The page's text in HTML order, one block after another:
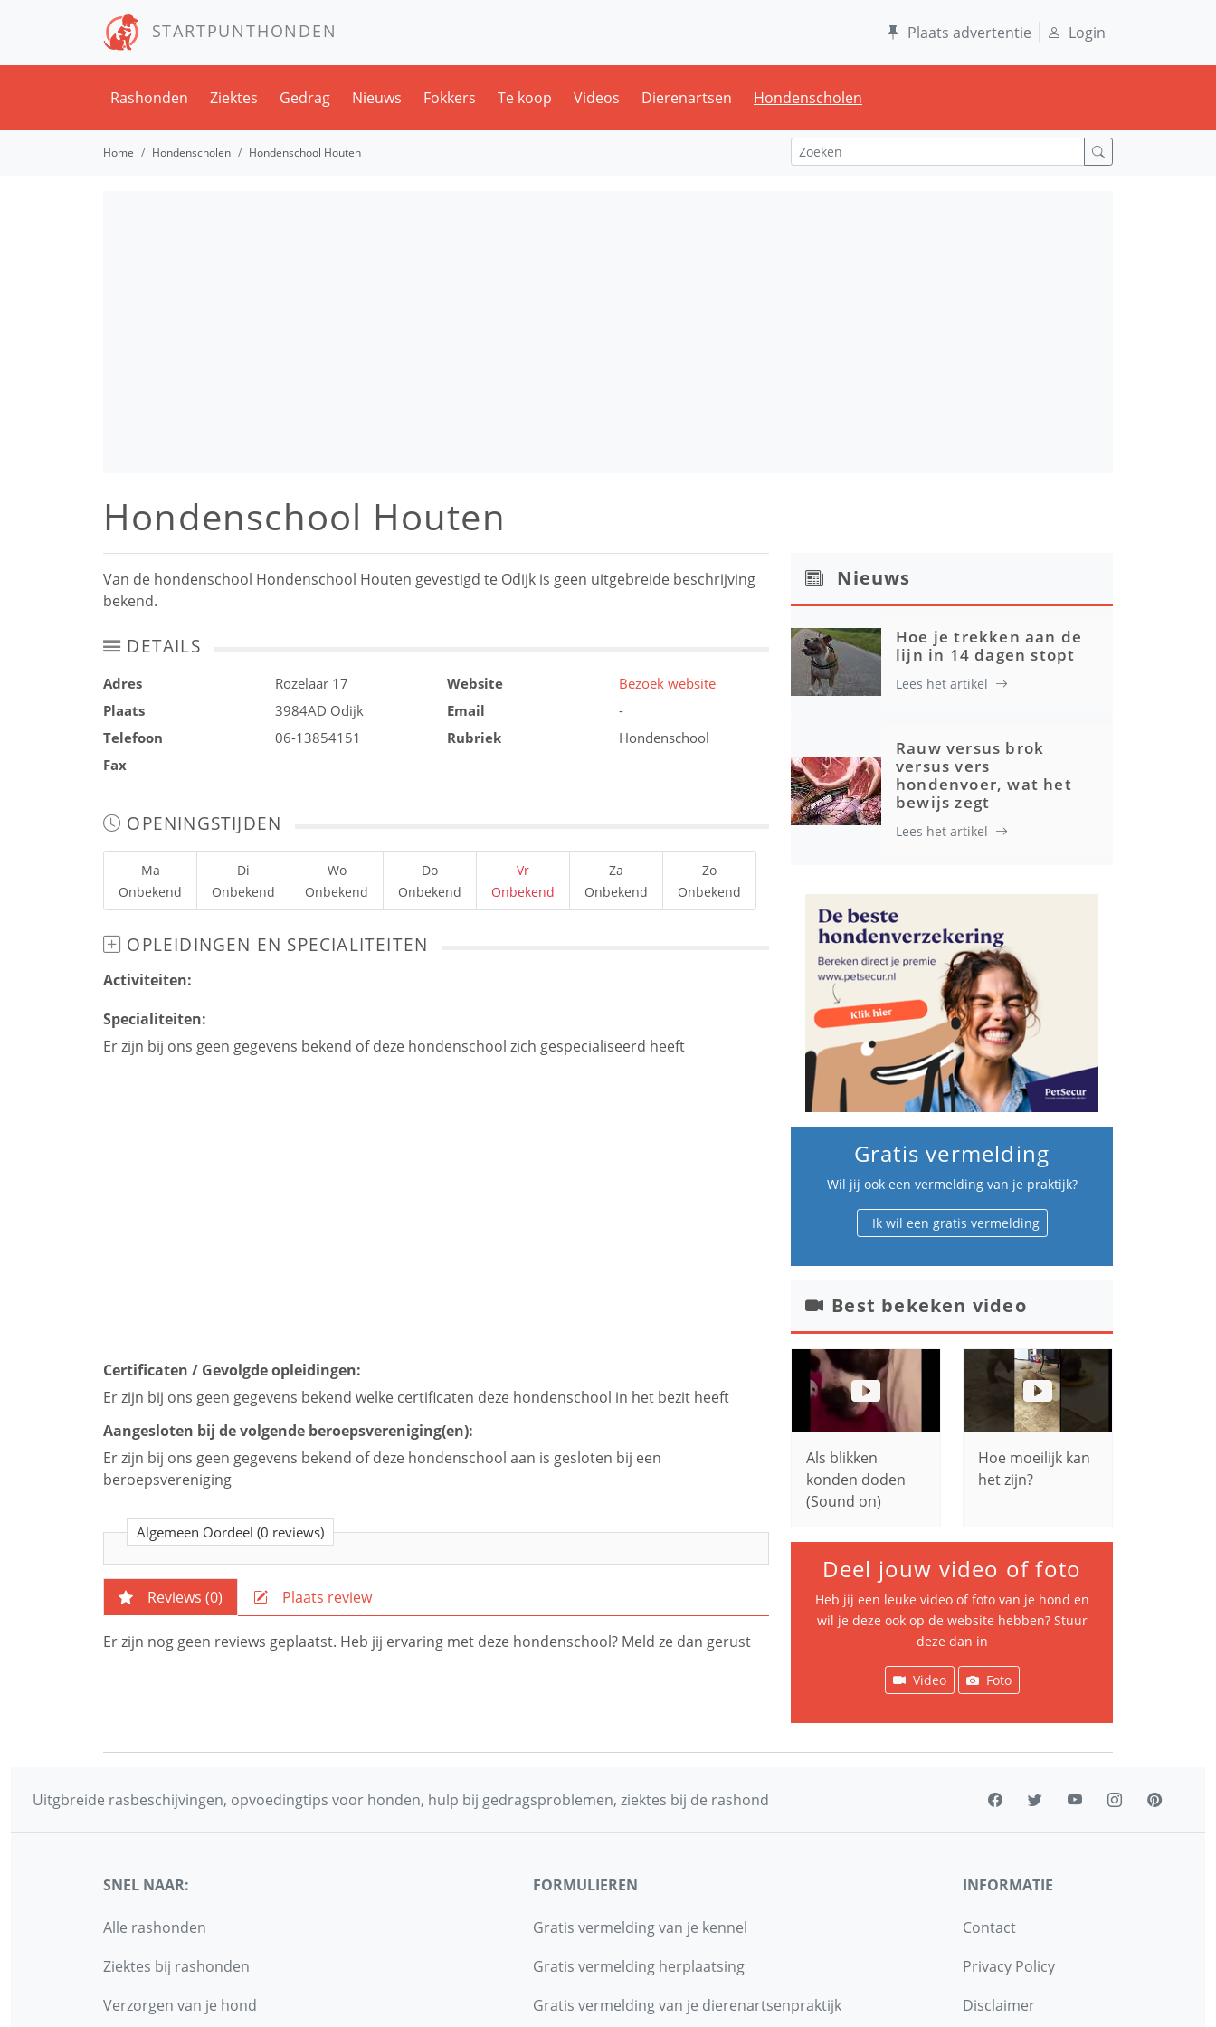
STARTPUNTHONDEN Plaats advertentie Login
Rashonden Ziektes Gedrag Nieuws Fokkers Te koop Videos Dierenartsen Hondenscholen
Home Hondenscholen Hondenschool Houten
Hondenschool Houten
Van de hondenschool Hondenschool Houten gevestigd te Odijk is geen uitgebreide beschrijving
bekend.
DETAILS
Adres
Rozelaar 17
Plaats
3984AD Odijk
Telefoon
06-13854151
Fax
Website
Bezoek website
Email
-
Rubriek
Hondenschool
OPENINGSTIJDEN
Ma
Onbekend
Di
Onbekend
Wo
Onbekend
Do
Onbekend
Vr
Onbekend
Za
Onbekend
Zo
Onbekend
OPLEIDINGEN EN SPECIALITEITEN
Activiteiten:
Specialiteiten:
Er zijn bij ons geen gegevens bekend of deze hondenschool zich gespecialiseerd heeft
Certificaten / Gevolgde opleidingen:
Er zijn bij ons geen gegevens bekend welke certificaten deze hondenschool in het bezit heeft
Aangesloten bij de volgende beroepsvereniging(en):
Er zijn bij ons geen gegevens bekend of deze hondenschool aan is gesloten bij een
beroepsvereniging
Algemeen Oordeel (0 reviews)
Reviews (0) Plaats review
Er zijn nog geen reviews geplaatst. Heb jij ervaring met deze hondenschool? Meld ze dan gerust
Nieuws
Hoe je trekken aan de
lijn in 14 dagen stopt
Lees het artikel
Rauw versus brok
versus vers
hondenvoer, wat het
bewijs zegt
Lees het artikel
Gratis vermelding
Wil jij ook een vermelding van je praktijk?
Ik wil een gratis vermelding
Best bekeken video
Als blikken
konden doden
(Sound on)
Hoe moeilijk kan
het zijn?
Deel jouw video of foto
Heb jij een leuke video of foto van je hond en
wil je deze ook op de website hebben? Stuur
deze dan in
Video Foto
Uitgbreide rasbeschijvingen, opvoedingtips voor honden, hulp bij gedragsproblemen, ziektes bij de rashond
SNEL NAAR:
Alle rashonden
Ziektes bij rashonden
Verzorgen van je hond
FORMULIEREN
Gratis vermelding van je kennel
Gratis vermelding herplaatsing
Gratis vermelding van je dierenartsenpraktijk
INFORMATIE
Contact
Privacy Policy
Disclaimer